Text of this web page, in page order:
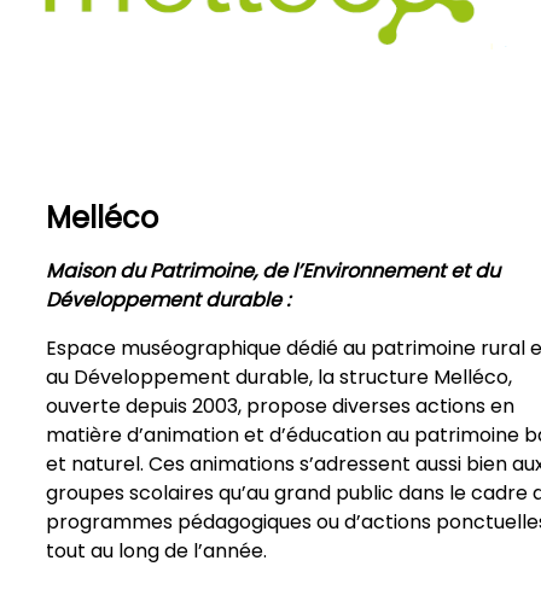
la
Melléco
Maison du Patrimoine, de l’Environnement et du
Développement durable :
Espace muséographique dédié au patrimoine rural
au Développement durable, la structure Melléco,
ouverte depuis 2003, propose diverses actions en
matière d’animation et d’éducation au patrimoine
et naturel. Ces animations s’adressent aussi bien
groupes scolaires qu’au grand public dans le cadre
programmes pédagogiques ou d’actions
tout au long de l’année.